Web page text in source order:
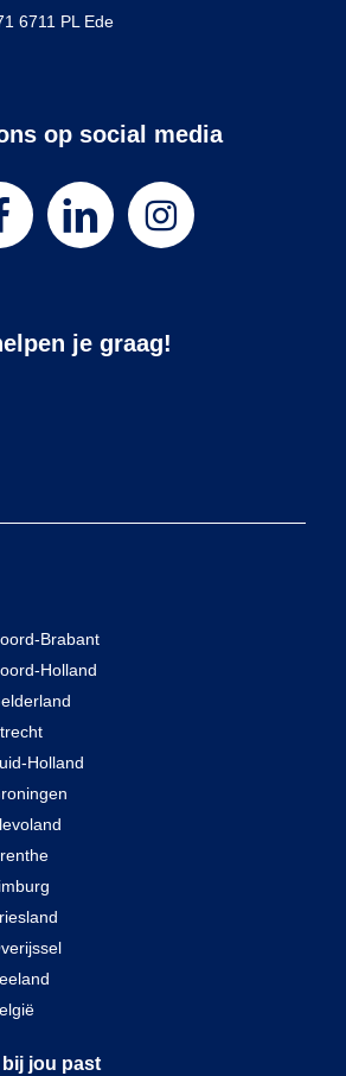
6711 PL Ede
op social media
je graag!
Brabant
Holland
Holland
bij jou past